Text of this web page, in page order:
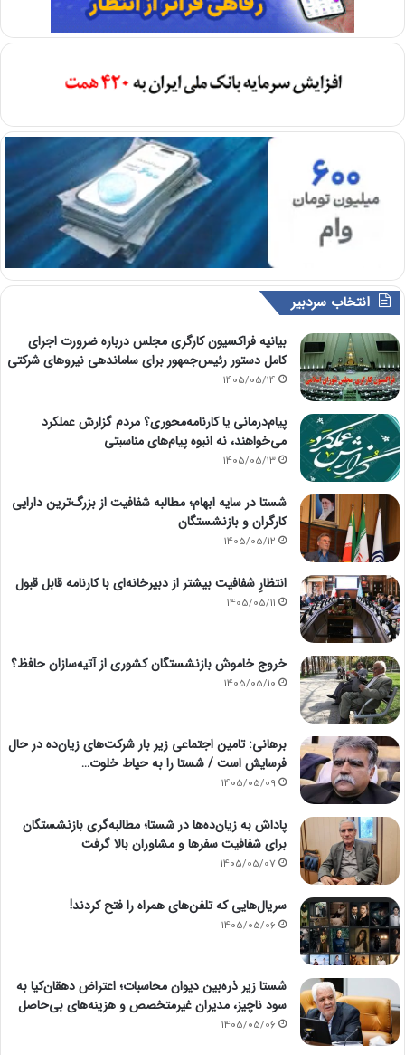
انتخاب سردبیر
بیانیه فراکسیون کارگری مجلس درباره ضرورت اجرای
کامل دستور رئیس‌جمهور برای ساماندهی نیروهای شرکتی
1405/05/14
پیام‌درمانی یا کارنامه‌محوری؟ مردم گزارش عملکرد
می‌خواهند، نه انبوه پیام‌های مناسبتی
1405/05/13
شستا در سایه ابهام؛ مطالبه شفافیت از بزرگ‌ترین دارایی
کارگران و بازنشستگان
1405/05/12
انتظارِ شفافیت بیشتر از دبیرخانه‌ای با کارنامه قابل قبول
1405/05/11
خروج خاموش بازنشستگان کشوری از آتیه‌سازان حافظ؟
1405/05/10
برهانی: تامین اجتماعی زیر بار شرکت‌های زیان‌ده در حال
فرسایش است / شستا را به حیاط خلوت…
1405/05/09
پاداش به زیان‌ده‌ها در شستا؛ مطالبه‌گری بازنشستگان
برای شفافیت سفرها و مشاوران بالا گرفت
1405/05/07
سریال‌هایی که تلفن‌های همراه را فتح کردند!
1405/05/06
شستا زیر ذره‌بین دیوان محاسبات؛ اعتراض دهقان‌کیا به
سود ناچیز، مدیران غیرمتخصص و هزینه‌های بی‌حاصل
1405/05/06